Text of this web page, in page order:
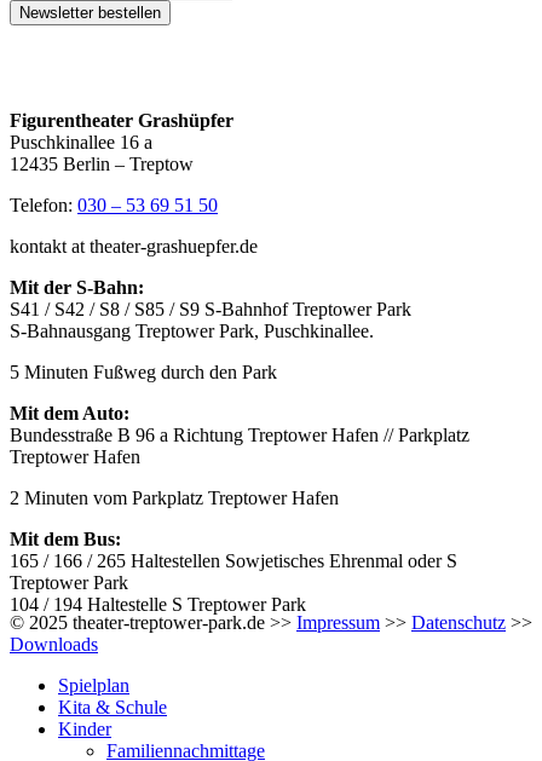
Figurentheater Grashüpfer
Puschkinallee 16 a
12435 Berlin – Treptow
Telefon: 030 – 53 69 51 50
kontakt at theater-grashuepfer.de
Mit der S-Bahn:
S41 / S42 / S8 / S85 / S9 S-Bahnhof Treptower Park
S-Bahnausgang Treptower Park, Puschkinallee.
5 Minuten Fußweg durch den Park
Mit dem Auto:
Bundesstraße B 96 a Richtung Treptower Hafen // Parkplatz
Treptower Hafen
2 Minuten vom Parkplatz Treptower Hafen
Mit dem Bus:
165 / 166 / 265 Haltestellen Sowjetisches Ehrenmal oder S
Treptower Park
104 / 194 Haltestelle S Treptower Park
© 2025 theater-treptower-park.de >> Impressum >> Datenschutz >>
Downloads
Spielplan
Kita & Schule
Kinder
Familiennachmittage